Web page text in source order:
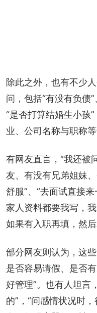
除此之外，也有不少
问，包括“有没有负债”
“是否打算结婚生小孩
业、公司名称与职称等
有网友直言，“我还被
友、有没有兄弟姐妹
舒服”、“去面试直接
家人资料都要我写，
如果有入职再填，然后
部分网友则认为，这
是否容易请假、是否
好管理”。也有人坦言
的”，“问感情状况时